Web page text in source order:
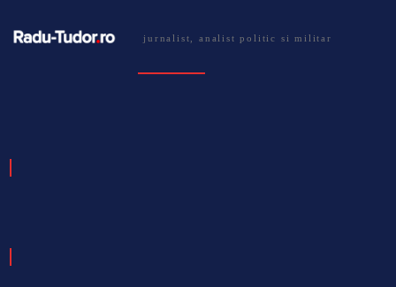
jurnalist, analist politic si militar